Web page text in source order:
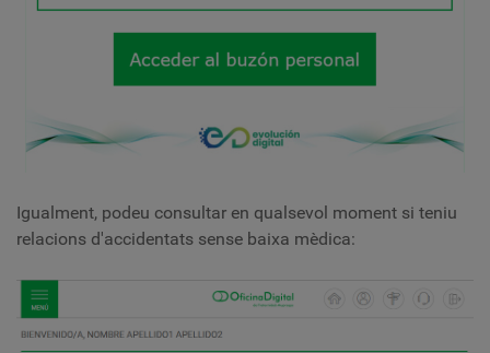
Igualment, podeu consultar en qualsevol moment si teniu
relacions d'accidentats sense baixa mèdica: